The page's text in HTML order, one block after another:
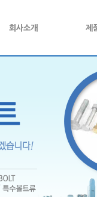
회사소개 제